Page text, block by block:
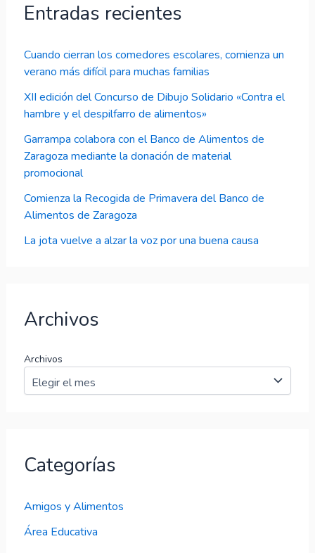
Entradas recientes
Cuando cierran los comedores escolares, comienza un
verano más difícil para muchas familias
XII edición del Concurso de Dibujo Solidario «Contra el
hambre y el despilfarro de alimentos»
Garrampa colabora con el Banco de Alimentos de
Zaragoza mediante la donación de material
promocional
Comienza la Recogida de Primavera del Banco de
Alimentos de Zaragoza
La jota vuelve a alzar la voz por una buena causa
Archivos
Archivos
Categorías
Amigos y Alimentos
Área Educativa